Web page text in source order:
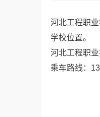
河北工程职
学校位置。
河北工程职
乘车路线：